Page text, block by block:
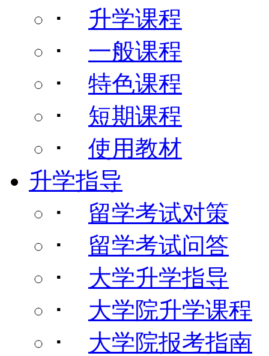
･ 升学课程
･ 一般课程
･ 特色课程
･ 短期课程
･ 使用教材
升学指导
･ 留学考试对策
･ 留学考试问答
･ 大学升学指导
･ 大学院升学课程
･ 大学院报考指南